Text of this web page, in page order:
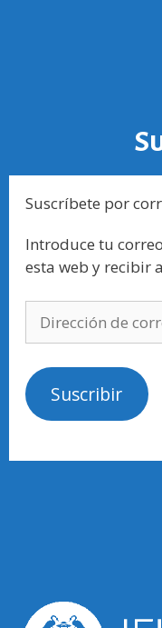
Suscríbete por
Introduce tu
esta web y recibir
Suscribir